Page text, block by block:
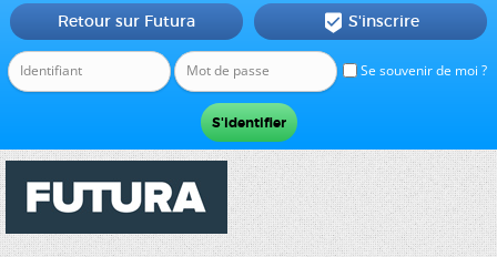
Se souvenir de moi ?
Retour sur Futura  S'inscrire